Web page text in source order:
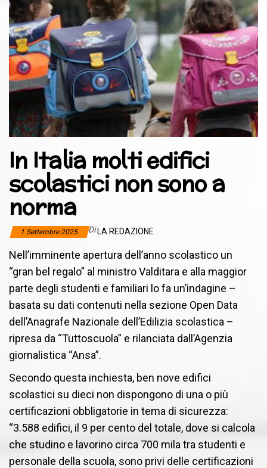
In Italia molti edifici
scolastici non sono a
norma
1 Settembre 2025 Di LA REDAZIONE
Nell’imminente apertura dell’anno scolastico un
“gran bel regalo” al ministro Valditara e alla maggior
parte degli studenti e familiari lo fa un’indagine –
basata su dati contenuti nella sezione Open Data
dell’Anagrafe Nazionale dell’Edilizia scolastica –
ripresa da “Tuttoscuola” e rilanciata dall’Agenzia
giornalistica “Ansa”.
Secondo questa inchiesta, ben nove edifici
scolastici su dieci non dispongono di una o più
certificazioni obbligatorie in tema di sicurezza:
“3.588 edifici, il 9 per cento del totale, dove si calcola
che studino e lavorino circa 700 mila tra studenti e
personale della scuola, sono privi delle certificazioni